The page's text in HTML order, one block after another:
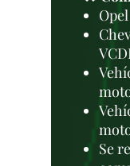
Se